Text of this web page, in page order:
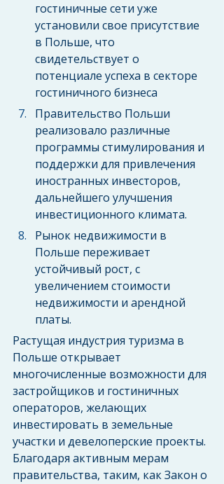
гостиничные сети уже
установили свое присутствие
в Польше, что
свидетельствует о
потенциале успеха в секторе
гостиничного бизнеса
Правительство Польши
реализовало различные
программы стимулирования и
поддержки для привлечения
иностранных инвесторов,
дальнейшего улучшения
инвестиционного климата.
Рынок недвижимости в
Польше переживает
устойчивый рост, с
увеличением стоимости
недвижимости и арендной
платы.
Растущая индустрия туризма в
Польше открывает
многочисленные возможности для
застройщиков и гостиничных
операторов, желающих
инвестировать в земельные
участки и девелоперские проекты.
Благодаря активным мерам
правительства, таким, как Закон о